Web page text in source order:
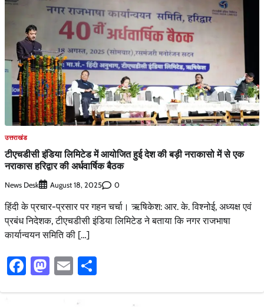
उत्तराखंड
टीएचडीसी इंडिया लिमिटेड में आयोजित हुई देश की बड़ी नराकासो में से एक
नराकास हरिद्वार की अर्धवार्षिक बैठक
News Desk August 18, 2025 0
हिंदी के प्रचार-प्रसार पर गहन चर्चा। ऋषिकेश: आर. के. विश्नोई, अध्यक्ष एवं
प्रबंध निदेशक, टीएचडीसी इंडिया लिमिटेड ने बताया कि नगर राजभाषा
कार्यान्वयन समिति की […]
Facebook
Mastodon
Email